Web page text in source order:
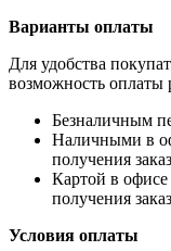
Варианты оплаты
Для удобства
возможность оплаты
Безналичным
Наличными в
получения
Картой в
получения
Условия оплаты